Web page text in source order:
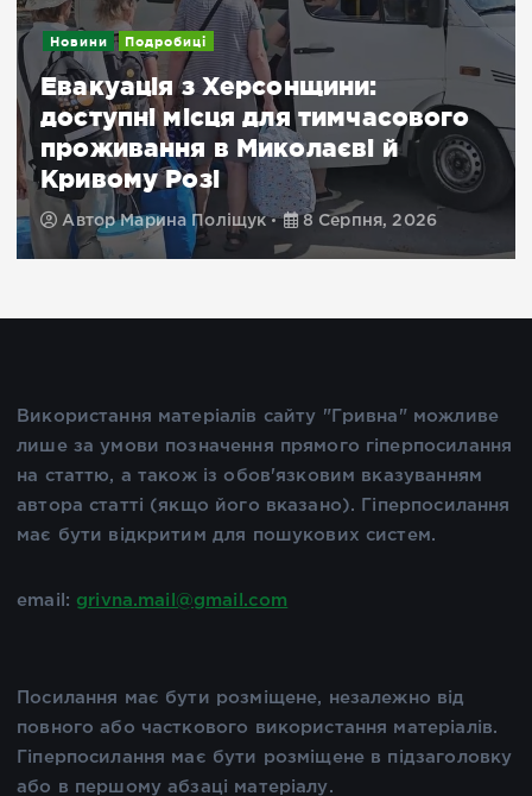
Новини Подробиці
Евакуація з Херсонщини:
доступні місця для тимчасового
проживання в Миколаєві й
Кривому Розі
АвторМарина Поліщук 8 Серпня, 2026
Використання матеріалів сайту "Гривна" можливе
лише за умови позначення прямого гіперпосилання
на статтю, а також із обов'язковим вказуванням
автора статті (якщо його вказано). Гіперпосилання
має бути відкритим для пошукових систем.
email: grivna.mail@gmail.com
Посилання має бути розміщене, незалежно від
повного або часткового використання матеріалів.
Гіперпосилання має бути розміщене в підзаголовку
або в першому абзаці матеріалу.